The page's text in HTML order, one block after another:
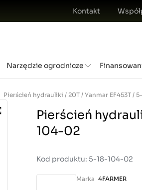
Kontakt
Narzędzie ogrodnicze
Pierścień
104-02
Kod produktu: 5-18-104-02
Marka 4FARMER